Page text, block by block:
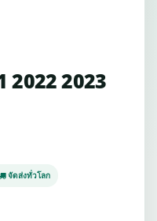
2022 2023
จัดส่งทั่วโลก